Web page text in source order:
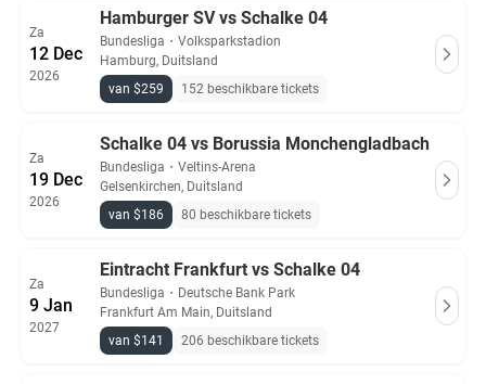
Za
12 Dec
2026
Hamburger SV vs Schalke 04
Bundesliga ・ Volksparkstadion
Hamburg, Duitsland
van $259
152 beschikbare tickets
Za
19 Dec
2026
Schalke 04 vs Borussia Monchengladbach
Bundesliga ・ Veltins-Arena
Gelsenkirchen, Duitsland
van $186
80 beschikbare tickets
Za
9 Jan
2027
Eintracht Frankfurt vs Schalke 04
Bundesliga ・ Deutsche Bank Park
Frankfurt Am Main, Duitsland
van $141
206 beschikbare tickets